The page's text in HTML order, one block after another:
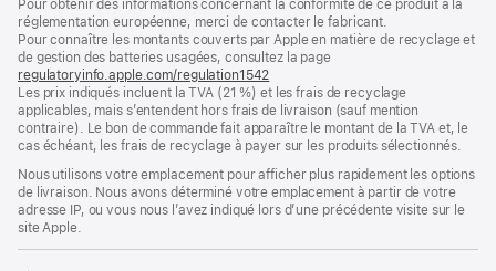
de
page
de
bas
de
page
Pour obtenir des informations concernant la conformité de ce produit à la
réglementation européenne, merci de contacter le fabricant.
Pour connaître les montants couverts par Apple en matière de recyclage et
de gestion des batteries usagées, consultez la page
regulatoryinfo.apple.com/regulation1542
dans
une
nouvelle
fenêtre)
Les prix indiqués incluent la TVA (21 %) et les frais de recyclage
applicables, mais s’entendent hors frais de livraison (sauf mention
contraire). Le bon de commande fait apparaître le montant de la TVA et, le
cas échéant, les frais de recyclage à payer sur les produits sélectionnés.
Nous utilisons votre emplacement pour afficher plus rapidement les options
de livraison. Nous avons déterminé votre emplacement à partir de votre
adresse IP, ou vous nous l’avez indiqué lors d’une précédente visite sur le
site Apple.